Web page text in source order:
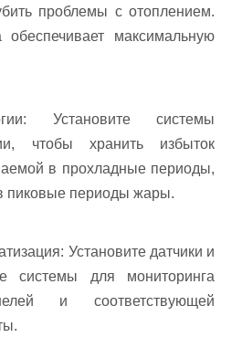
проблемы с отоплением.
обеспечивает максимальную
Установите системы
чтобы хранить избыток
в прохладные периоды,
пиковые периоды жары.
Установите датчики и
системы для мониторинга
и соответствующей